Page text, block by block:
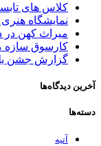
کلاس های
نمایشگاه
میراث کهن در
کارسوق سازه
گزارش جشن
آخرین دیدگاه‌ها
دسته‌ها
آتیه